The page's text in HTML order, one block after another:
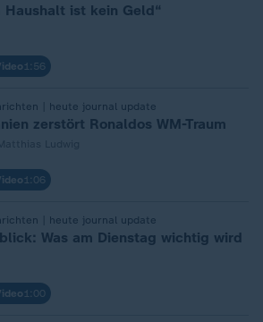
Haushalt ist kein Geld“
1:56
| heute journal update
zerstört Ronaldos WM-Traum
1:06
| heute journal update
Was am Dienstag wichtig wird
1:00